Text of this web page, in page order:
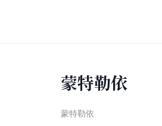
蒙特勒依
蒙特勒依